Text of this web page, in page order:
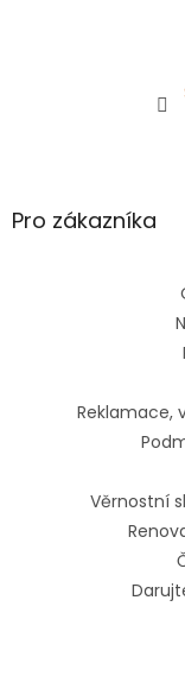
Pro zákazníka
Reklamace,
Věrnostní